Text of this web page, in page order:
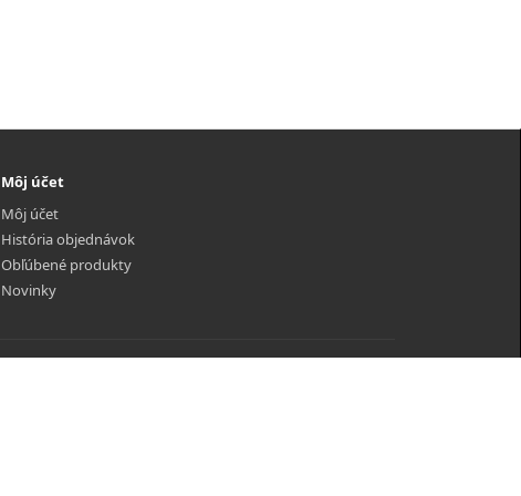
Môj účet
Môj účet
História objednávok
Obľúbené produkty
Novinky